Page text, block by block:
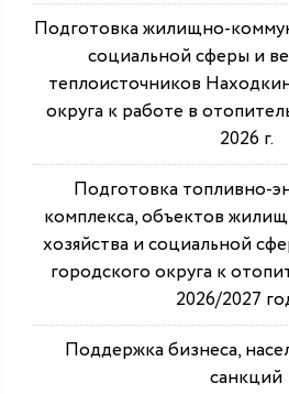
Подготовка жилищно-
социальной сферы и
теплоисточников
округа к работе в
2026 г.
Подготовка топливно-
комплекса, объектов
хозяйства и социальной
городского округа к
2026/2027
Поддержка бизнеса,
санкций